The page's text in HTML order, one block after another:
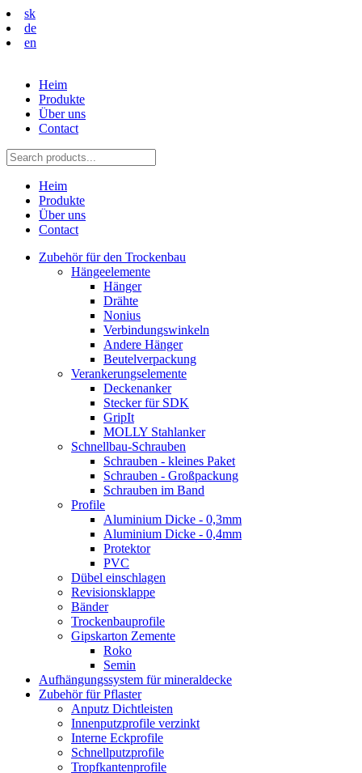
sk
de
en
Heim
Produkte
Über uns
Contact
Heim
Produkte
Über uns
Contact
Zubehör für den Trockenbau
Hängeelemente
Hänger
Drähte
Nonius
Verbindungswinkeln
Andere Hänger
Beutelverpackung
Verankerungselemente
Deckenanker
Stecker für SDK
GripIt
MOLLY Stahlanker
Schnellbau-Schrauben
Schrauben - kleines Paket
Schrauben - Großpackung
Schrauben im Band
Profile
Aluminium Dicke - 0,3mm
Aluminium Dicke - 0,4mm
Protektor
PVC
Dübel einschlagen
Revisionsklappe
Bänder
Trockenbauprofile
Gipskarton Zemente
Roko
Semin
Aufhängungssystem für mineraldecke
Zubehör für Pflaster
Anputz Dichtleisten
Innenputzprofile verzinkt
Interne Eckprofile
Schnellputzprofile
Tropfkantenprofile